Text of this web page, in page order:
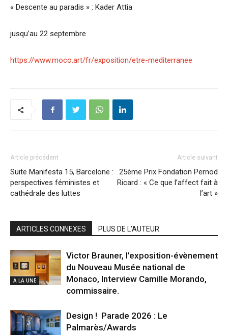
« Descente au paradis » : Kader Attia
jusqu’au 22 septembre
https://www.moco.art/fr/exposition/etre-mediterranee
Article précédent
Suite Manifesta 15, Barcelone :
perspectives féministes et
cathédrale des luttes
Article suivant
25ème Prix Fondation Pernod
Ricard : « Ce que l’affect fait à
l’art »
ARTICLES CONNEXES PLUS DE L'AUTEUR
A LA UNE
Victor Brauner, l’exposition-évènement
du Nouveau Musée national de
Monaco, Interview Camille Morando,
commissaire.
Design ! Parade 2026 : Le
Palmarès/Awards